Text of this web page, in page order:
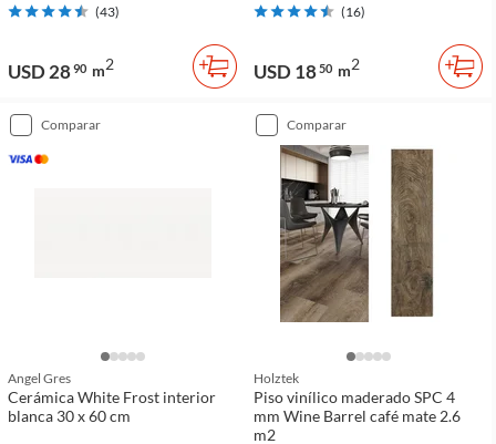
(43)
USD 2890 m2
(16)
USD 1850 m2
comparar
Angel Gres
Cerámica White Frost interior
blanca 30 x 60 cm
comparar
Holztek
Piso vinílico maderado SPC 4
mm Wine Barrel café mate 2.6
m2